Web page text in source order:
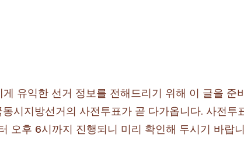
유익한 선거 정보를 전해드리기 위해 이 글을
시지방선거의 사전투표가 곧 다가옵니다. 사전
오후 6시까지 진행되니 미리 확인해 두시기 바랍